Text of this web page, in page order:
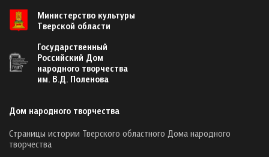
Министерство культуры
Тверской области
Государственный
Российский Дом
народного творчества
им. В.Д. Поленова
Дом народного творчества
Страницы истории Тверского областного Дома народного
творчества